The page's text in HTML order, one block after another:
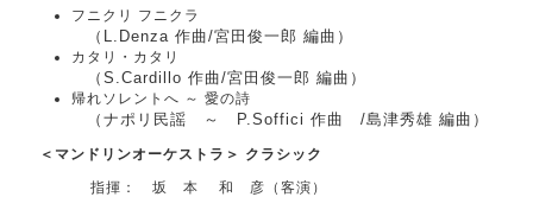
フニクリ フニクラ
（L.Denza 作曲/宮田俊一郎 編曲）
カタリ・カタリ
（S.Cardillo 作曲/宮田俊一郎 編曲）
帰れソレントへ ～ 愛の詩
（ナポリ民謡 ～ P.Soffici 作曲 /島津秀雄 編曲）
＜マンドリンオーケストラ＞ クラシック
指揮： 坂 本 和 彦（客演）